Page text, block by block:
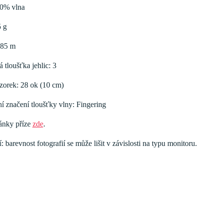
vlna
g
m
tloušťka jehlic: 3
28 ok (10 cm)
značení tloušťky vlny: Fingering
příze zde.
barevnost fotografií se může lišit v závislosti na typu monitoru.